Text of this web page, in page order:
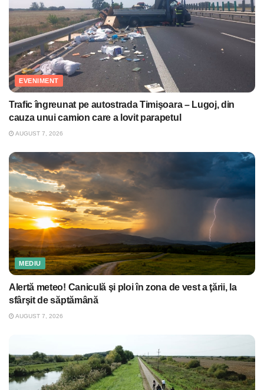
EVENIMENT
Trafic îngreunat pe autostrada Timişoara – Lugoj, din
cauza unui camion care a lovit parapetul
AUGUST 7, 2026
MEDIU
Alertă meteo! Caniculă şi ploi în zona de vest a ţării, la
sfârşit de săptămână
AUGUST 7, 2026